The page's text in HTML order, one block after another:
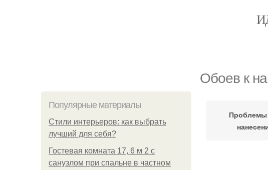
Обоев к
Популярные материалы
Стили интерьеров: как выбрать
лучший для себя?
Гостевая комната 17, 6 м 2 с
санузлом при спальне в частном
Проблемы